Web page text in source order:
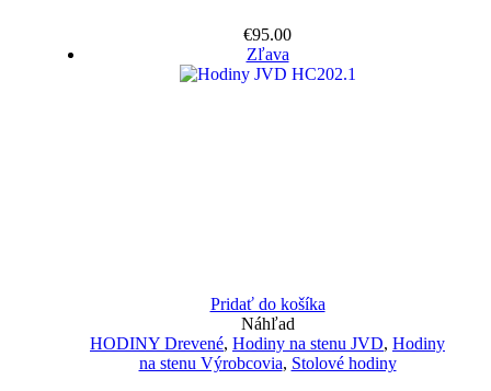
€95.00
Zľava
Pridať do košíka
Náhľad
HODINY Drevené, Hodiny na stenu JVD, Hodiny
na stenu Výrobcovia, Stolové hodiny